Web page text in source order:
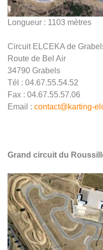
Longueur : 1103 mètres
Circuit ELCEKA de
Route de Bel Air
34790 Grabels
Tél : 04.67.55.54.52
Fax : 04.67.55.57.06
Email : contact@karting-
Grand circuit du